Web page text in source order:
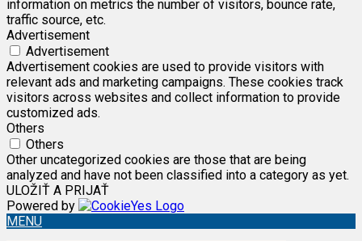
information on metrics the number of visitors, bounce rate,
traffic source, etc.
Advertisement
Advertisement
Advertisement cookies are used to provide visitors with
relevant ads and marketing campaigns. These cookies track
visitors across websites and collect information to provide
customized ads.
Others
Others
Other uncategorized cookies are those that are being
analyzed and have not been classified into a category as yet.
ULOŽIŤ A PRIJAŤ
Powered by
MENU